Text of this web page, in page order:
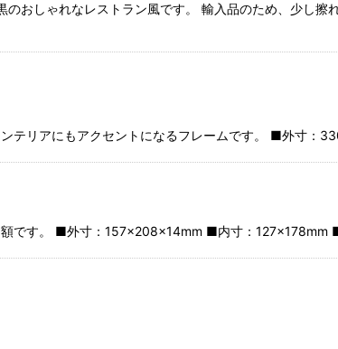
おしゃれなレストラン風です。 輸入品のため、少し
ンテリアにもアクセントになるフレームです。 ■外寸
額です。 ■外寸：157×208×14mm ■内寸：